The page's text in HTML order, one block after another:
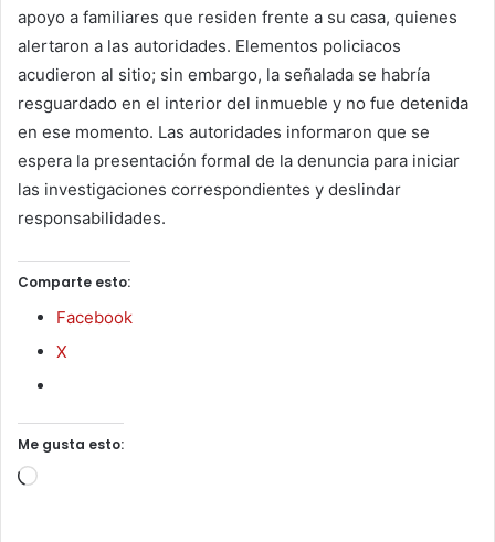
apoyo a familiares que residen frente a su casa, quienes
alertaron a las autoridades. Elementos policiacos
acudieron al sitio; sin embargo, la señalada se habría
resguardado en el interior del inmueble y no fue detenida
en ese momento. Las autoridades informaron que se
espera la presentación formal de la denuncia para iniciar
las investigaciones correspondientes y deslindar
responsabilidades.
Comparte esto:
Facebook
X
Me gusta esto:
Cargando...